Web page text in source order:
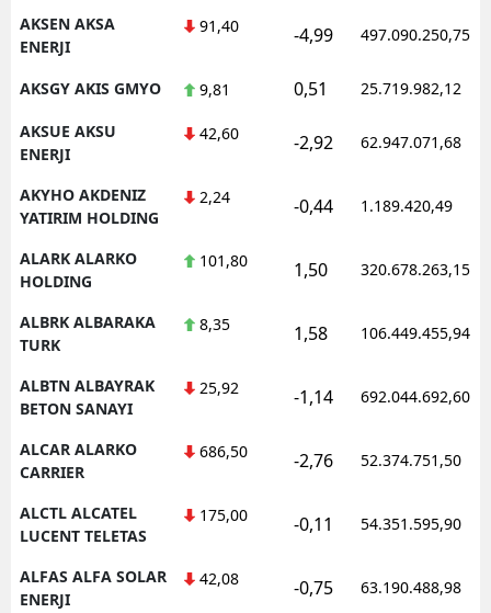
AKSEN AKSA
ENERJI
91,40 -4,99 497.090.250,75
AKSGY AKIS GMYO 9,81 0,51 25.719.982,12
AKSUE AKSU
ENERJI
42,60 -2,92 62.947.071,68
AKYHO AKDENIZ
YATIRIM HOLDING
2,24 -0,44 1.189.420,49
ALARK ALARKO
HOLDING
101,80 1,50 320.678.263,15
ALBRK ALBARAKA
TURK
8,35 1,58 106.449.455,94
ALBTN ALBAYRAK
BETON SANAYI
25,92 -1,14 692.044.692,60
ALCAR ALARKO
CARRIER
686,50 -2,76 52.374.751,50
ALCTL ALCATEL
LUCENT TELETAS
175,00 -0,11 54.351.595,90
ALFAS ALFA SOLAR
ENERJI
42,08 -0,75 63.190.488,98